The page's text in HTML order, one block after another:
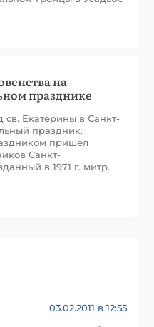
на
празднике
св. Екатерины в Санкт-
праздник.
пришел
Санкт-
в 1971 г. митр.
03.02.2011 в 12:55